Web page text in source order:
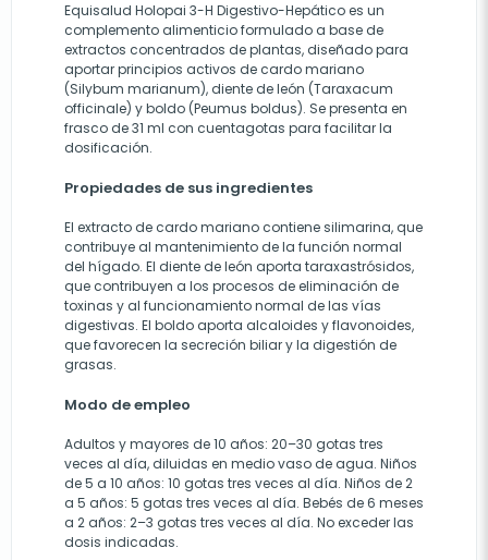
Equisalud Holopai 3-H Digestivo-Hepático es un
complemento alimenticio formulado a base de
extractos concentrados de plantas, diseñado para
aportar principios activos de cardo mariano
(Silybum marianum), diente de león (Taraxacum
officinale) y boldo (Peumus boldus). Se presenta en
frasco de 31 ml con cuentagotas para facilitar la
dosificación.
Propiedades de sus ingredientes
El extracto de cardo mariano contiene silimarina, que
contribuye al mantenimiento de la función normal
del hígado. El diente de león aporta taraxastrósidos,
que contribuyen a los procesos de eliminación de
toxinas y al funcionamiento normal de las vías
digestivas. El boldo aporta alcaloides y flavonoides,
que favorecen la secreción biliar y la digestión de
grasas.
Modo de empleo
Adultos y mayores de 10 años: 20–30 gotas tres
veces al día, diluidas en medio vaso de agua. Niños
de 5 a 10 años: 10 gotas tres veces al día. Niños de 2
a 5 años: 5 gotas tres veces al día. Bebés de 6 meses
a 2 años: 2–3 gotas tres veces al día. No exceder las
dosis indicadas.